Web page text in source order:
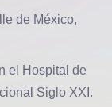
de México,
el Hospital de
Siglo XXI.